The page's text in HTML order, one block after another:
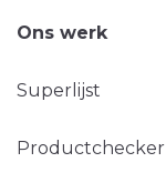
Ons werk
Superlijst
Productchecker